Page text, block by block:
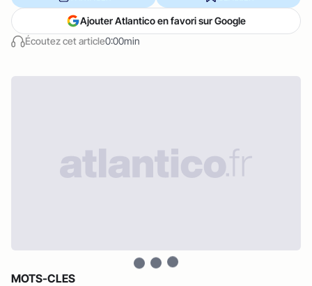
Écoutez cet article0:00min
Ajouter Atlantico en favori sur Google
MOTS-CLES